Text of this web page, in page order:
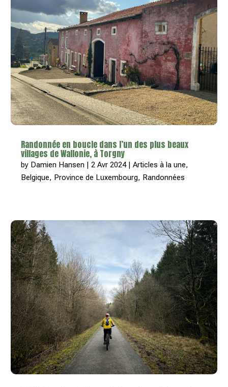
Randonnée en boucle dans l’un des plus beaux
villages de Wallonie, à Torgny
by Damien Hansen |2 Avr 2024|Articles à la une,
Belgique, Province de Luxembourg, Randonnées